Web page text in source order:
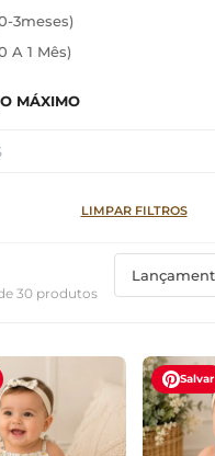
3meses)
A 1 Mês)
MÁXIMO
LIMPAR FILTROS
30 produtos
Salvar